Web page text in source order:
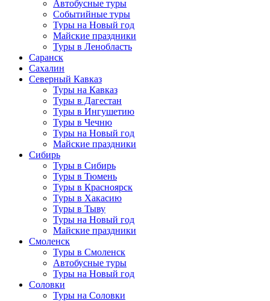
Автобусные туры
Событийные туры
Туры на Новый год
Майские праздники
Туры в Ленобласть
Саранск
Сахалин
Северный Кавказ
Туры на Кавказ
Туры в Дагестан
Туры в Ингушетию
Туры в Чечню
Туры на Новый год
Майские праздники
Сибирь
Туры в Сибирь
Туры в Тюмень
Туры в Красноярск
Туры в Хакасию
Туры в Тыву
Туры на Новый год
Майские праздники
Смоленск
Туры в Смоленск
Автобусные туры
Туры на Новый год
Соловки
Туры на Соловки